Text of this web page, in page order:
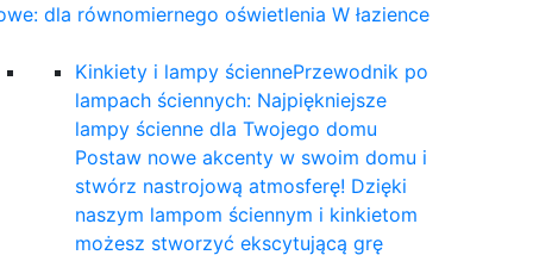
dla równomiernego oświetlenia W łazience
Kinkiety i lampy ściennePrzewodnik po
lampach ściennych: Najpiękniejsze
lampy ścienne dla Twojego domu
Postaw nowe akcenty w swoim domu i
stwórz nastrojową atmosferę! Dzięki
naszym lampom ściennym i kinkietom
możesz stworzyć ekscytującą grę